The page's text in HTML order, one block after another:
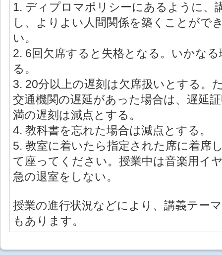
1. ディプロマポリシーにあるように、
し、よりよい人間関係を築くことがで
い。
2. 6回欠席すると失格となる。いかな
る。
3. 20分以上の遅刻は欠席扱いとする。
交通機関の遅延があった場合は、遅延
満の遅刻は減点とする。
4. 教科書を忘れた場合は減点とする。
5. 教室に着いたら指定された席に着席
て座ってください。授業中は音楽用イ
急の退室をしない。
授業の進行状況などにより、講義テー
もあります。